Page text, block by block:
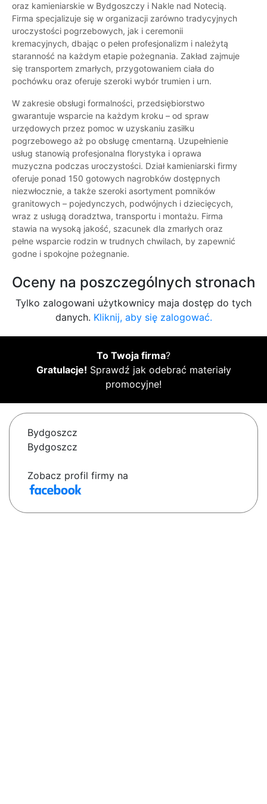
oraz kamieniarskie w Bydgoszczy i Nakle nad Notecią.
Firma specjalizuje się w organizacji zarówno tradycyjnych
uroczystości pogrzebowych, jak i ceremonii
kremacyjnych, dbając o pełen profesjonalizm i należytą
staranność na każdym etapie pożegnania. Zakład zajmuje
się transportem zmarłych, przygotowaniem ciała do
pochówku oraz oferuje szeroki wybór trumien i urn.
W zakresie obsługi formalności, przedsiębiorstwo
gwarantuje wsparcie na każdym kroku – od spraw
urzędowych przez pomoc w uzyskaniu zasiłku
pogrzebowego aż po obsługę cmentarną. Uzupełnienie
usług stanowią profesjonalna florystyka i oprawa
muzyczna podczas uroczystości. Dział kamieniarski firmy
oferuje ponad 150 gotowych nagrobków dostępnych
niezwłocznie, a także szeroki asortyment pomników
granitowych – pojedynczych, podwójnych i dziecięcych,
wraz z usługą doradztwa, transportu i montażu. Firma
stawia na wysoką jakość, szacunek dla zmarłych oraz
pełne wsparcie rodzin w trudnych chwilach, by zapewnić
godne i spokojne pożegnanie.
Oceny na poszczególnych stronach
Tylko zalogowani użytkownicy maja dostęp do tych
danych. Kliknij, aby się zalogować.
To Twoja firma?
Gratulacje! Sprawdź jak odebrać materiały
promocyjne!
Bydgoszcz
Bydgoszcz
Zobacz profil firmy na